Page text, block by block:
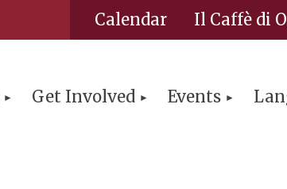
Calendar Il Caffè di
Get Involved Events